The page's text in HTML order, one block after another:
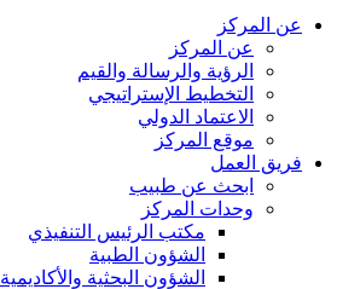
عن المركز
عن المركز
الرؤية والرسالة والقيم
التخطيط الإستراتيجي
الاعتماد الدولي
موقع المركز
فريق العمل
ابحث عن طبيب
وحدات المركز
مكتب الرئيس التنفيذي
الشؤون الطبية
الشؤون البحثية والأكاديمية